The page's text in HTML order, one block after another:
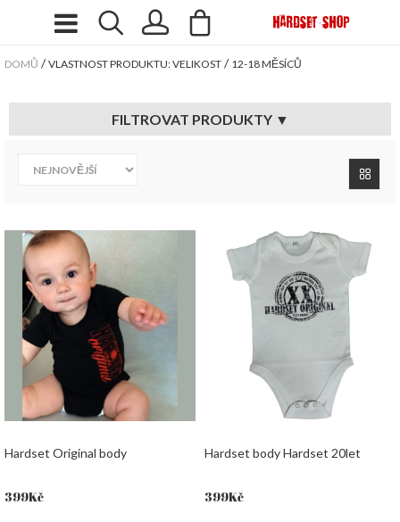
DOMŮ /VLASTNOST PRODUKTU: VELIKOST / 12-18 MĚSÍCŮ
FILTROVAT PRODUKTY ▼
Hardset Original body
399Kč
Hardset body Hardset 20let
399Kč